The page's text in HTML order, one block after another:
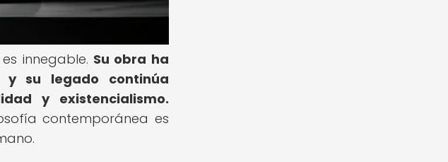
innegable. Su obra ha
y su legado continúa
y existencialismo.
contemporánea es